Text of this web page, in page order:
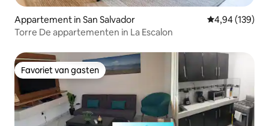
Appartement in San Salvador Gemiddelde
4,94 (139)
Torre De appartementen in La Escalon
Favoriet van gasten
Favoriet van gasten